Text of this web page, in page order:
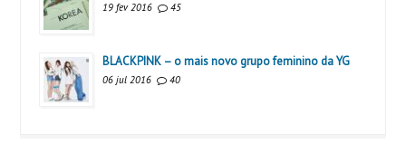
19 fev 2016 45
BLACKPINK – o mais novo grupo feminino da YG
06 jul 2016 40